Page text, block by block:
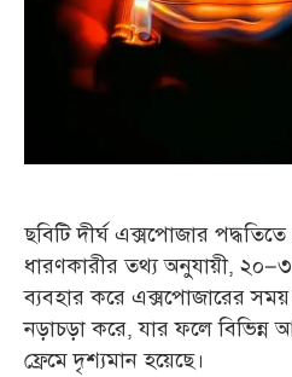
ছবিটি দীর্ঘ এক্সপোজার
ধারণকারীর তথ্য অনুযায়ী,
ব্যবহার করে এক্সপোজারের
নড়াচড়া করে, যার ফলে
ফ্রেমে দৃশ্যমান হয়েছে।